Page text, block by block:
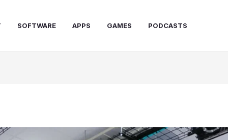
SOFTWARE APPS GAMES PODCASTS